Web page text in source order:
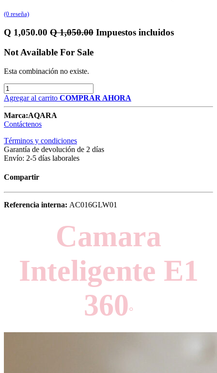
(0 reseña)
Q 1,050.00 Q1,050.00 Impuestos incluidos
Not Available For Sale
Esta combinación no existe.
Agregar al carrito COMPRAR AHORA
Marca:AQARA
Contáctenos
Términos y condiciones
Garantía de devolución de 2 días
Envío: 2-5 días laborales
Compartir
Referencia interna: AC016GLW01
Camara
Inteligente E1
360°